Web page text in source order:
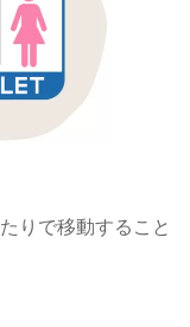
りで移動すること